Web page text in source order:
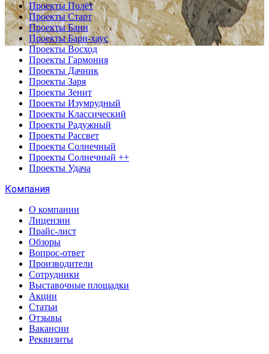
Проекты Полёт
Проекты Старт
Проекты Бани
Проекты Барн-хаус
Проекты Восход
Проекты Гармония
Проекты Дачник
Проекты Заря
Проекты Зенит
Проекты Изумрудный
Проекты Классический
Проекты Радужный
Проекты Рассвет
Проекты Солнечный
Проекты Солнечный ++
Проекты Удача
Компания
О компании
Лицензии
Прайс-лист
Обзоры
Вопрос-ответ
Производители
Сотрудники
Выставочные площадки
Акции
Статьи
Отзывы
Вакансии
Реквизиты